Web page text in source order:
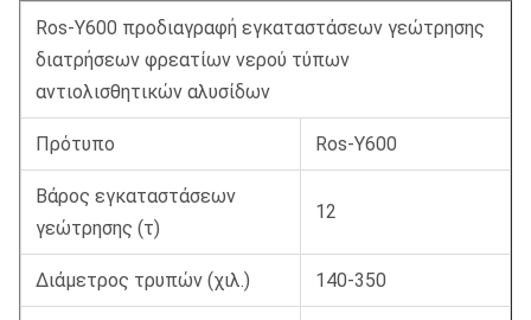
Ros-Y600 προδιαγραφή εγκαταστάσεων γεώτρησης
διατρήσεων φρεατίων νερού τύπων
αντιολισθητικών αλυσίδων
Πρότυπο Ros-Y600
Βάρος εγκαταστάσεων
γεώτρησης (τ)
12
Διάμετρος τρυπών (χιλ.) 140-350